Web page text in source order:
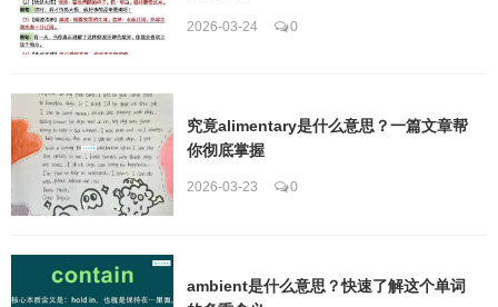
2026-03-24 0
究竟alimentary是什么意思？一篇文章帮
你彻底掌握
2026-03-23 0
ambient是什么意思？快速了解这个单词